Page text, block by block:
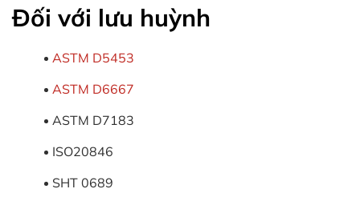
Đối với lưu huỳnh
ASTM D5453
ASTM D6667
ASTM D7183
ISO20846
SHT 0689